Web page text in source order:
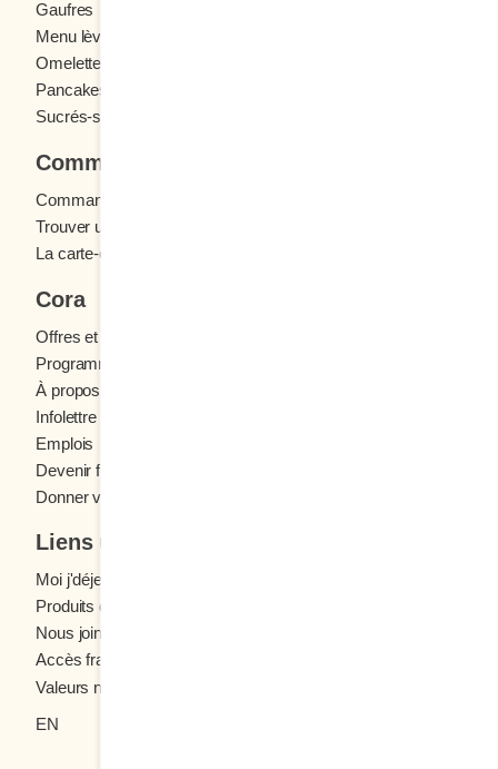
Gaufres
Menu lève-tôt
Omelettes et Crêpomelettes
Pancakes
Sucrés-salés
Commander
Commande en ligne
Trouver un restaurant
La carte-cadeau Cora
Cora
Offres et concours
Programme fidélité Cora
À propos des restaurants Cora
Infolettre Cora
Emplois
Devenir franchisé
Donner votre avis
Liens utiles
Moi j'déjeune (Blogue)
Produits d'épicerie
Nous joindre
Accès franchisés
Valeurs nutritives
EN